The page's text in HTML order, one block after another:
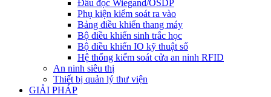
Đầu đọc Wiegand/OSDP
Phụ kiện kiểm soát ra vào
Bảng điều khiển thang máy
Bộ điều khiển sinh trắc học
Bộ điều khiển IO kỹ thuật số
Hệ thống kiểm soát cửa an ninh RFID
An ninh siêu thị
Thiết bị quản lý thư viện
GIẢI PHÁP